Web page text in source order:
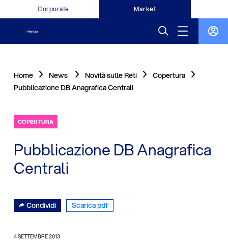
Corporate Market
Home News Novità sulle Reti
Copertura
Pubblicazione DB Anagrafica Centrali
COPERTURA
Pubblicazione DB Anagrafica
Centrali
Condividi Scarica pdf
4 SETTEMBRE 2013